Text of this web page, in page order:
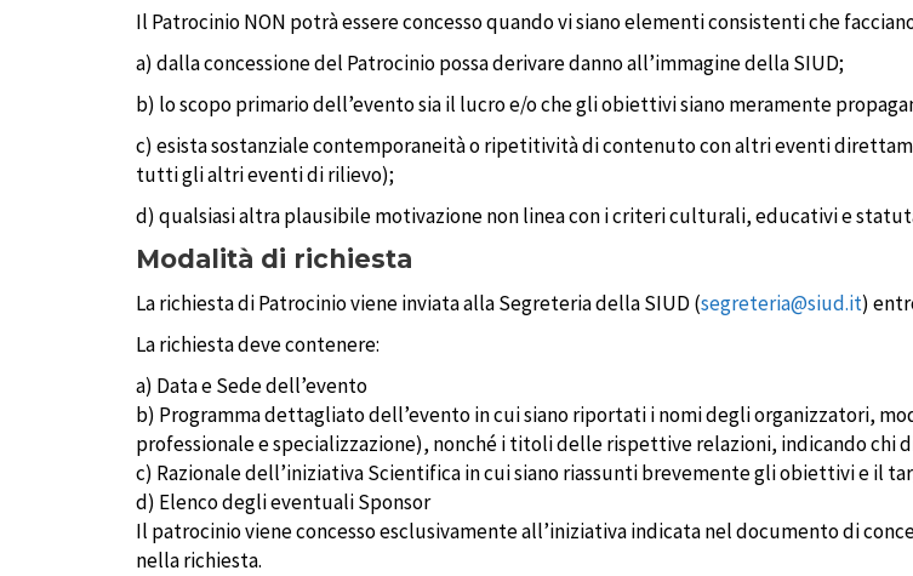
Il Patrocinio NON potrà essere concesso quando vi siano elementi consistenti che
a) dalla concessione del Patrocinio possa derivare danno all’immagine della SIUD;
b) lo scopo primario dell’evento sia il lucro e/o che gli obiettivi siano meramente
c) esista sostanziale contemporaneità o ripetitività di contenuto con altri eventi
tutti gli altri eventi di rilievo);
d) qualsiasi altra plausibile motivazione non linea con i criteri culturali, educativi e
Modalità di richiesta
La richiesta di Patrocinio viene inviata alla Segreteria della SIUD (segreteria@siud.it)
La richiesta deve contenere:
a) Data e Sede dell’evento
b) Programma dettagliato dell’evento in cui siano riportati i nomi degli organizzatori,
professionale e specializzazione), nonché i titoli delle rispettive relazioni, indicando chi di
c) Razionale dell’iniziativa Scientifica in cui siano riassunti brevemente gli obiettivi e il
d) Elenco degli eventuali Sponsor
Il patrocinio viene concesso esclusivamente all’iniziativa indicata nel documento di
nella richiesta.